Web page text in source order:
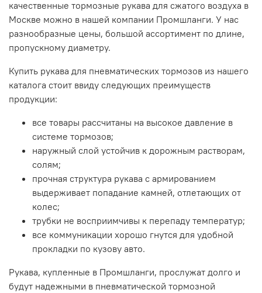
качественные тормозные рукава для сжатого воздуха в
Москве можно в нашей компании Промшланги. У нас
разнообразные цены, большой ассортимент по длине,
пропускному диаметру.
Купить рукава для пневматических тормозов из нашего
каталога стоит ввиду следующих преимуществ
продукции:
все товары рассчитаны на высокое давление в
системе тормозов;
наружный слой устойчив к дорожным растворам,
солям;
прочная структура рукава с армированием
выдерживает попадание камней, отлетающих от
колес;
трубки не восприимчивы к перепаду температур;
все коммуникации хорошо гнутся для удобной
прокладки по кузову авто.
Рукава, купленные в Промшланги, прослужат долго и
будут надежными в пневматической тормозной